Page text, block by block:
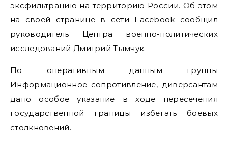
эксфильтрацию на территорию России. Об этом
на своей странице в сети Facebook сообщил
руководитель Центра военно-политических
исследований Дмитрий Тымчук.
По оперативным данным группы
Информационное сопротивление, диверсантам
дано особое указание в ходе пересечения
государственной границы избегать боевых
столкновений.